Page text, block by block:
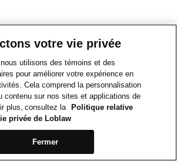
votre vie privée
utilisons des témoins et des
pour améliorer votre expérience en
Cela comprend la personnalisation
contenu sur nos sites et applications de
plus, consultez la
Politique relative
privée de Loblaw
Fermer